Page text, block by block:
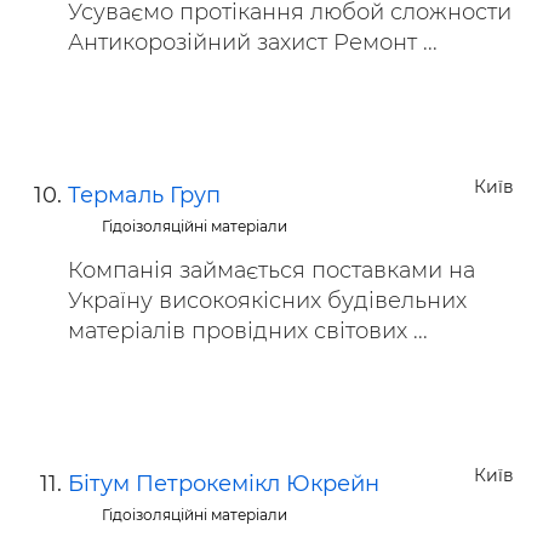
Усуваємо протікання любой сложности
Антикорозійний захист Ремонт ...
Київ
Термаль Груп
Гідоізоляційні матеріали
Компанія займається поставками на
Україну високоякісних будівельних
матеріалів провідних світових ...
Київ
Бiтум Петрокемікл Юкрейн
Гідоізоляційні матеріали